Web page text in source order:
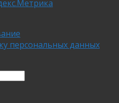
персональных данных